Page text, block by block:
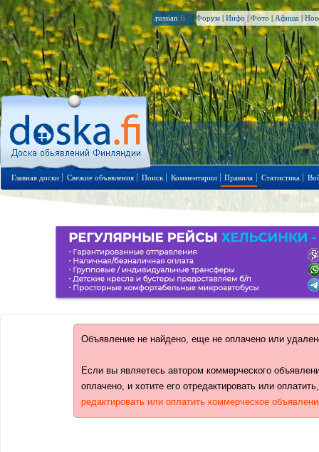
russian .fi Форум | Инфо | Фото | Афиша |
Главная доски Свежие объявления Поиск Комментарии Правила Статистика
Объявление не найдено, еще не оплачено или
Если вы являетесь автором коммерческого
оплачено, и хотите его отредактировать или
редактировать или оплатить коммерческое